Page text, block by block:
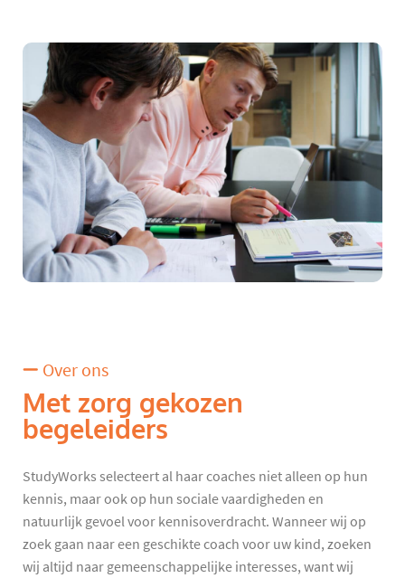
Over ons
Met zorg gekozen
begeleiders
StudyWorks selecteert al haar coaches niet alleen op hun
kennis, maar ook op hun sociale vaardigheden en
natuurlijk gevoel voor kennisoverdracht. Wanneer wij op
zoek gaan naar een geschikte coach voor uw kind, zoeken
wij altijd naar gemeenschappelijke interesses, want wij